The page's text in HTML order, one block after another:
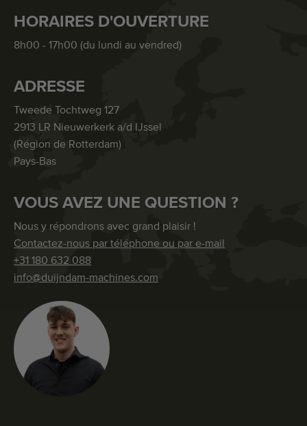
HORAIRES D'OUVERTURE
8h00 - 17h00 (du lundi au vendred)
ADRESSE
Tweede Tochtweg 127
2913 LR Nieuwerkerk a/d IJssel
(Région de Rotterdam)
Pays-Bas
VOUS AVEZ UNE QUESTION ?
Nous y répondrons avec grand plaisir !
Contactez-nous par téléphone ou par e-mail
+31 180 632 088
info@duijndam-machines.com